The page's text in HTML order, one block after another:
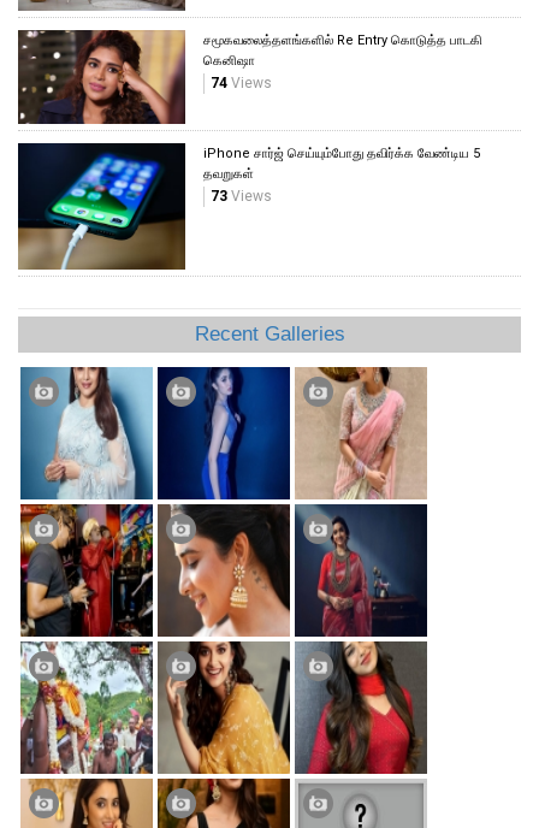
சமூகவலைத்தளங்களில் Re Entry கொடுத்த பாடகி
கெனிஷா
74 Views
iPhone சார்ஜ் செய்யும்போது தவிர்க்க வேண்டிய 5
தவறுகள்
73 Views
Recent Galleries